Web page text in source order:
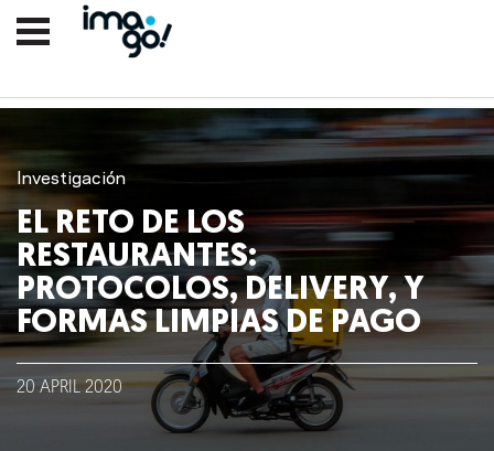
Nosotros
Investigación
EL RETO DE LOS
RESTAURANTES:
PROTOCOLOS, DELIVERY, Y
FORMAS LIMPIAS DE PAGO
20 APRIL 2020